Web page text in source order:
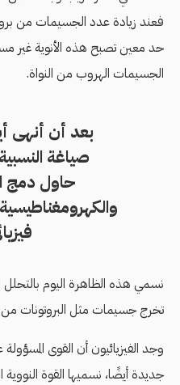
فعند زيادة عدد الجسيمات من
حد معين تصبح هذه الأنوية غير
الجسيمات الهروب من النواة.
بعد أن أنهى
صياغة
حاول دمج
نسمي هذه الظاهرة اليوم
تخرج جسيمات مثل البروتونات من
وجد الفيزيائيون أن القوى
جديدة أيضًا، نسميها القوة